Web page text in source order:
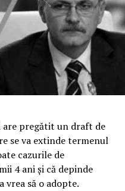
pregătit un draft de
se va extinde termenul
cazurile de
4 ani şi că depinde
vrea să o adopte.